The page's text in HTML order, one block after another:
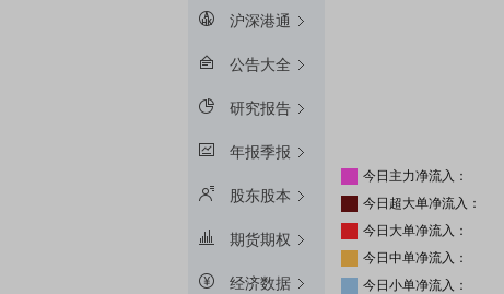
沪深港通
公告大全
研究报告
年报季报
股东股本
期货期权
经济数据
今日主力净流入：
今日超大单净流入：
今日大单净流入：
今日中单净流入：
今日小单净流入：